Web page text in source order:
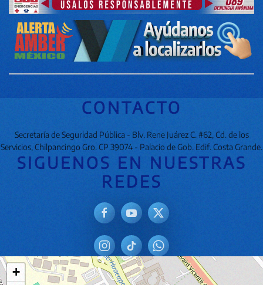
CONTACTO
Secretaría de Seguridad Pública - Blv. Rene Juárez C. #62, Cd. de los
Servicios, Chilpancingo Gro. CP 39074 - Palacio de Gob. Edif. Costa Grande.
SIGUENOS EN NUESTRAS
REDES
+